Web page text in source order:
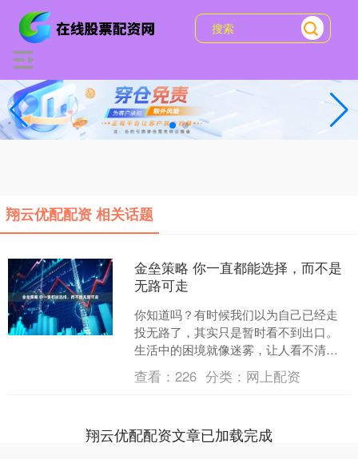
翔云优配配资 相关话题
金垒策略 你一直都能选择，而不是
无路可走
你知道吗？有时候我们以为自己已经走
投无路了，其实只是暂时看不到出口。
生活中的困境就像迷雾，让人看不清方
向，但只要你愿意抬头看看，总能找到
一束光。 生活中，每个人....
查看：226 分类： 网上配资
翔云优配配资文章已加载完成